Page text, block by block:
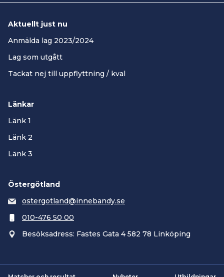
Aktuellt just nu
Anmälda lag 2023/2024
Lag som utgått
Tackat nej till uppflyttning / kval
Länkar
Länk 1
Länk 2
Länk 3
Östergötland
ostergotland@innebandy.se
010-476 50 00
Besöksadress: Fastes Gata 4 582 78 Linköping